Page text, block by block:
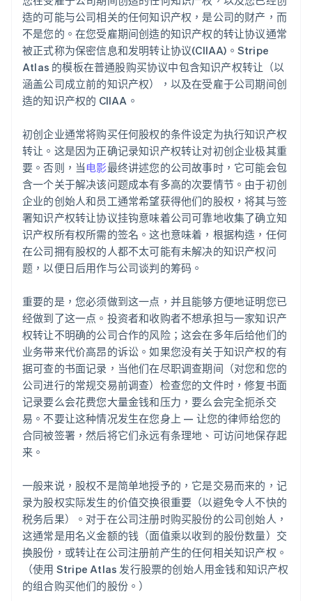
造的可能与公司相关的任何知识产权，是公司的财产，而
不是您的。在您受雇期间创造的知识产权的转让协议通常
被正式称为保密信息和发明转让协议(CIIAA)。Stripe
Atlas 的模板在普通股购买协议中包含知识产权转让（以
涵盖公司成立前的知识产权），以及在受雇于公司期间创
造的知识产权的 CIIAA。
初创企业通常将购买任何股权的条件设定为执行知识产权
转让。这是因为正确记录知识产权转让对初创企业极其重
要。否则，当 电影最终讲述您的公司故事时，它可能会包
含一个关于解决该问题成本有多高的次要情节。由于初创
企业的创始人和员工通常希望获得他们的股权，将其与签
署知识产权转让协议挂钩意味着公司可靠地收集了确立知
识产权所有权所需的签名。这也意味着，根据构造，任何
在公司拥有股权的人都不太可能有未解决的知识产权问
题，以便日后用作与公司谈判的筹码。
重要的是，您必须做到这一点，并且能够方便地证明您已
经做到了这一点。投资者和收购者不想承担与一家知识产
权转让不明确的公司合作的风险；这会在多年后给他们的
业务带来代价高昂的诉讼。如果您没有关于知识产权的有
据可查的书面记录，当他们在尽职调查期间（对您和您的
公司进行的常规交易前调查）检查您的文件时，修复书面
记录要么会花费您大量金钱和压力，要么会完全扼杀交
易。不要让这种情况发生在您身上 — 让您的律师给您的
合同被签署，然后将它们永远有条理地、可访问地保存起
来。
一般来说，股权不是简单地授予的，它是交易而来的，记
录为股权实际发生的价值交换很重要（以避免令人不快的
税务后果）。对于在公司注册时购买股份的公司创始人，
这通常是用名义金额的钱（面值乘以收到的股份数量）交
换股份，或转让在公司注册前产生的任何相关知识产权。
（使用 Stripe Atlas 发行股票的创始人用金钱和知识产权
的组合购买他们的股份。）